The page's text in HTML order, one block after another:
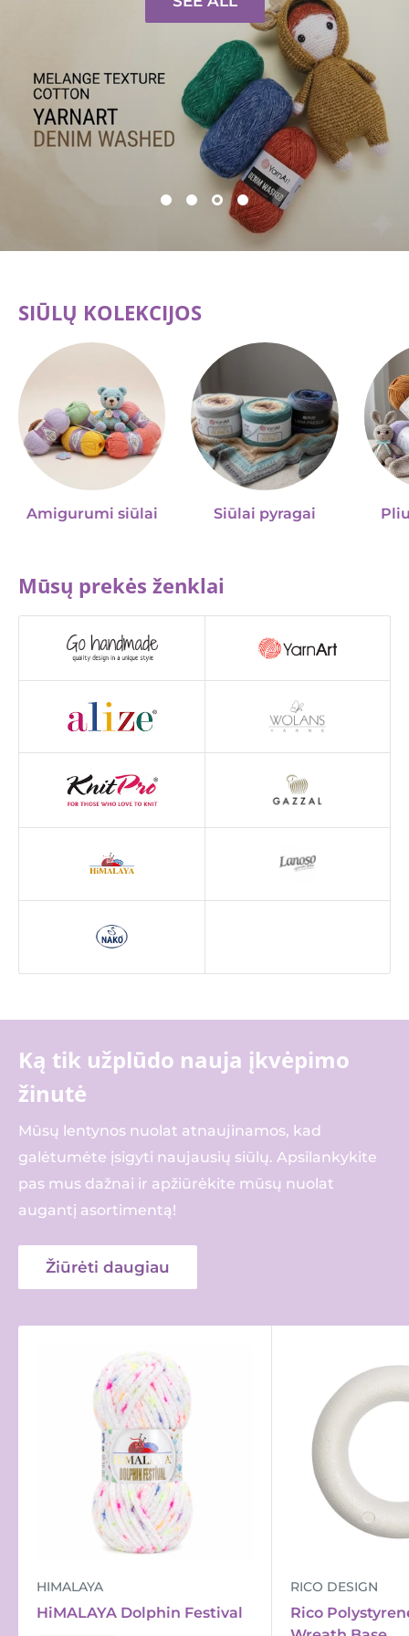
SIŪLŲ KOLEKCIJOS
Amigurumi siūlai Siūlai pyragai
Mūsų prekės ženklai
Ką tik užplūdo nauja įkvėpimo
žinutė
Mūsų lentynos nuolat atnaujinamos, kad
galėtumėte įsigyti naujausių siūlų. Apsilankykite
pas mus dažnai ir apžiūrėkite mūsų nuolat
augantį asortimentą!
Žiūrėti daugiau
HIMALAYA
HiMALAYA Dolphin Festival
RICO DESIGN
Rico